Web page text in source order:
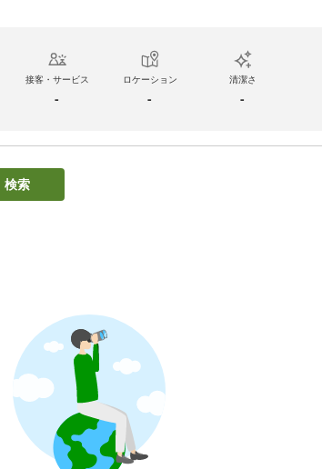
接客・サービス
-
ロケーション
-
清潔さ
-
検索